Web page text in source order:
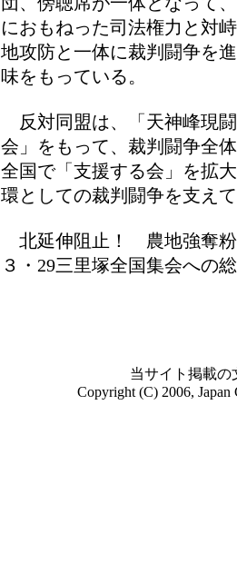
におもねった司法権力と対
地攻防と一体に裁判闘争を
味をもっている。
反対同盟は、「天神峰現
会」をもって、裁判闘争全
全国で「支援する会」を拡
環としての裁判闘争を支え
北延伸阻止！ 農地強奪粉
３・29三里塚全国集会への
当サイト掲載の
Copyright (C) 2006, Japan